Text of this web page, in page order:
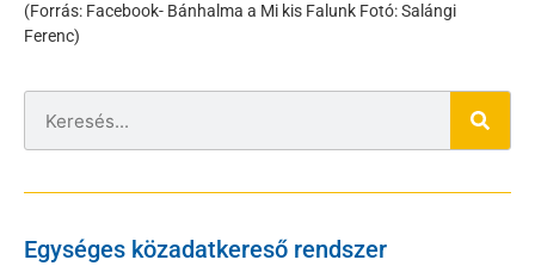
(Forrás: Facebook- Bánhalma a Mi kis Falunk Fotó: Salángi
Ferenc)
Egységes közadatkereső rendszer